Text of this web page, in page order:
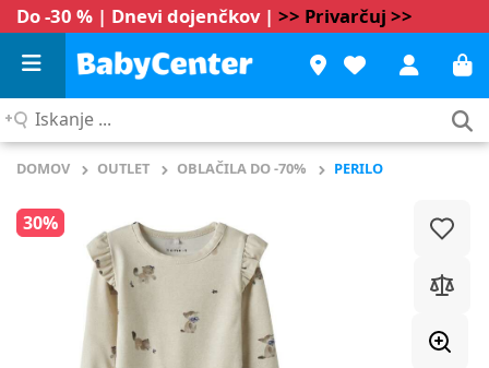
Do -30 % | Dnevi dojenčkov | >> Privarčuj >>
Iskanje
DOMOV OUTLET OBLAČILA DO -70% PERILO
30%